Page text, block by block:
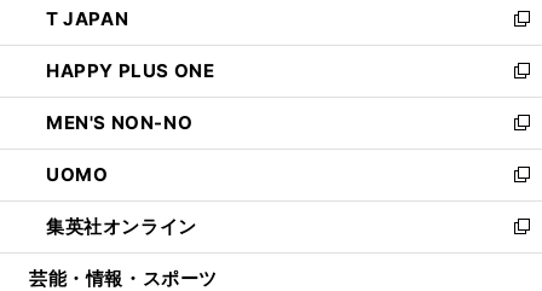
く
で
開
く
ド
ウ
で
開
く
ィ
ン
ド
ウ
で
開
く
い
ウ
ィ
ン
ド
ウ
で
開
く
T JAPAN
新
し
い
ウ
ィ
ン
ド
ウ
で
開
HAPPY PLUS ONE
新
し
い
ウ
ィ
ン
ド
ウ
MEN'S NON-NO
新
し
い
ウ
ィ
ン
UOMO
新
し
い
ウ
集英社オンライン
新
し
芸能・情報・スポーツ